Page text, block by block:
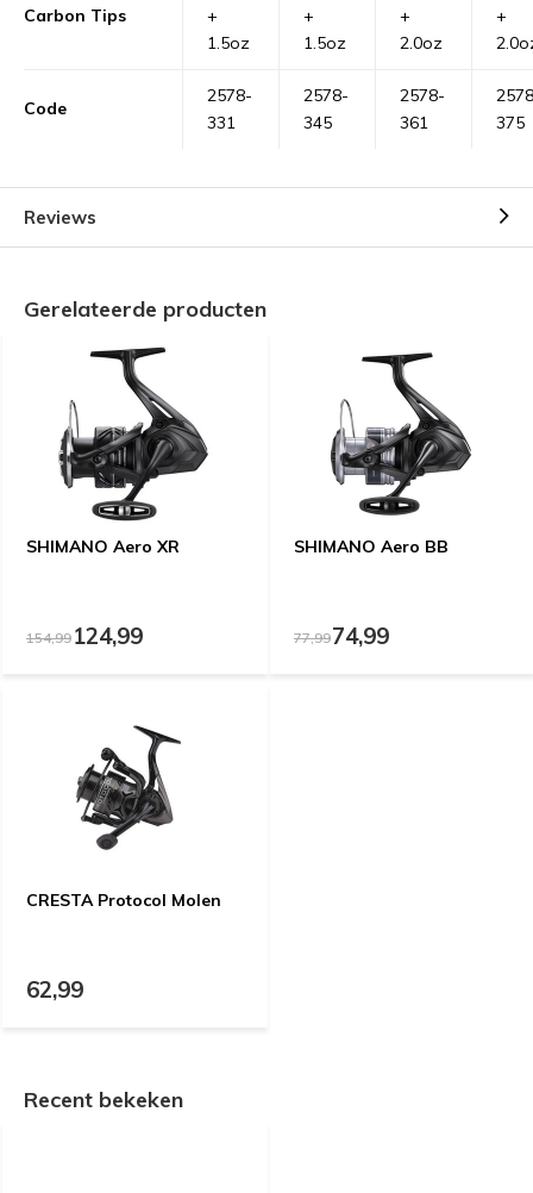
Carbon Tips
+
1.5oz
+
1.5oz
+
2.0oz
+
Code
2578-
331
2578-
345
2578-
361
375
Reviews
Gerelateerde producten
SHIMANO Aero XR
154,99124,99
SHIMANO Aero BB
77,9974,99
CRESTA Protocol Molen
62,99
Recent bekeken